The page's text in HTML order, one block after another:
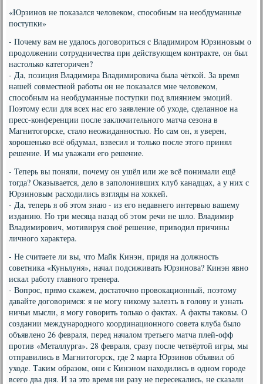
«Юрзинов не показался человеком, способным на необдуманные
поступки»
- Почему вам не удалось договориться с Владимиром Юрзиновым о
продолжении сотрудничества при действующем контракте, он был
настолько категоричен?
- Да, позиция Владимира Владимировича была чёткой. За время
нашей совместной работы он не показался мне человеком,
способным на необдуманные поступки под влиянием эмоций.
Поэтому если для всех нас его заявление об уходе, сделанное на
пресс-конференции после заключительного матча сезона в
Магнитогорске, стало неожиданностью. Но сам он, я уверен,
хорошенько всё обдумал, взвесил и только после этого принял
решение. И мы уважали его решение.
- Теперь вы поняли, почему он ушёл или же всё понимали ещё
тогда? Оказывается, дело в заполонивших клуб канадцах, а у них с
Юрзиновым расходились взгляды на хоккей.
- Да, теперь я об этом знаю - из его недавнего интервью вашему
изданию. Но три месяца назад об этом речи не шло. Владимир
Владимирович, мотивируя своё решение, приводил причины
личного характера.
- Не считаете ли вы, что Майк Кинэн, придя на должность
советника «Куньлуня», начал подсиживать Юрзинова? Кинэн явно
искал работу главного тренера.
- Вопрос, прямо скажем, достаточно провокационный, поэтому
давайте договоримся: я не могу никому залезть в голову и узнать
ничьи мысли, я могу говорить только о фактах. А факты таковы. О
создании международного координационного совета клуба было
объявлено 26 февраля, перед началом третьего матча плей-офф
против «Металлурга». 28 февраля, сразу после четвёртой игры, мы
отправились в Магнитогорск, где 2 марта Юрзинов объявил об
уходе. Таким образом, они с Кинэном находились в одном городе
всего два дня. И за это время ни разу не пересекались, не сказали